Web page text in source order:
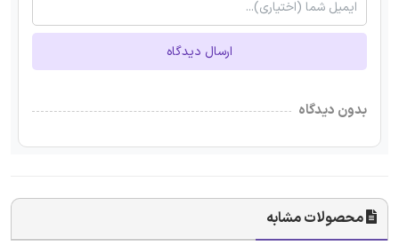
ارسال دیدگاه
بدون دیدگاه
محصولات مشابه